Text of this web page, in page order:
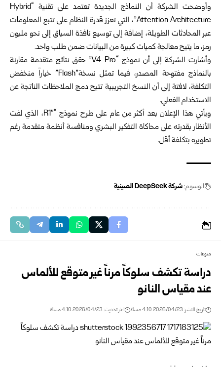
وأوضحت الشركة أن النماذج الجديدة تعتمد على تقنية “Hybrid
Attention Architecture”، التي تعزز قدرة النظام على تتبع المعلومات
عبر المحادثات الطويلة، إضافة إلى توسيع نافذة السياق إلى نحو مليون
رمز، ما يتيح معالجة كميات كبيرة من البيانات ضمن طلب واحد.
وأشارت الشركة إلى أن نموذج “V4 Pro” حقق نتائج متقدمة مقارنة
بالنماذج مفتوحة المصدر، فيما تمثل نسخة”Flash” خياراً منخفض
التكلفة، لافتة إلى أن النسخ التجريبية تتيح دمج الملاحظات الناتجة عن
الاستخدام الفعلي.
ويأتي هذا الإعلان بعد أكثر من عام على طرح نموذج “R1″، الذي لفت
الأنظار بقدرته على محاكاة التفكير البشري ومنافسة أنظمة متقدمة رغم
تطويره بتكلفة أقل.
الوسوم:شركة DeepSeek الصينية
منوعات
دراسة تكشف سلوكاً مرناً غير متوقع للألماس
عند مقياس النانو
تاريخ النشر: 2026/04/23 4:10 مساءً اخر تحديث: 2026/04/23 4:10 مساءً